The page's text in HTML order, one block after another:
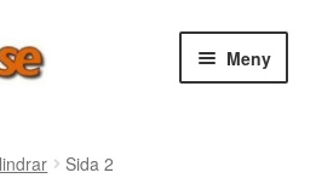
Meny
Sida 2